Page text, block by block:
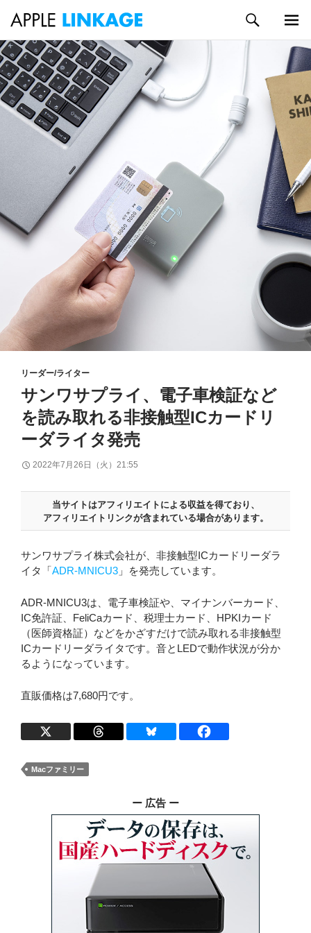
コ
ン
テ
ン
ツ
索
メイン
メニュ
ー
リーダー/ライター
サンワサプライ、電子車検証など
を読み取れる非接触型ICカードリ
ーダライタ発売
2022年7月26日（火）21:55
当サイトはアフィリエイトによる収益を得ており、
アフィリエイトリンクが含まれている場合があります。
サンワサプライ株式会社が、非接触型ICカードリーダラ
イタ「ADR-MNICU3 」を発売しています。
ADR-MNICU3は、電子車検証や、マイナンバーカード、
IC免許証、FeliCaカード、税理士カード、HPKIカード
（医師資格証）などをかざすだけで読み取れる非接触型
ICカードリーダライタです。音とLEDで動作状況が分か
るようになっています。
直販価格は7,680円です。
Macファミリー
ー 広告 ー